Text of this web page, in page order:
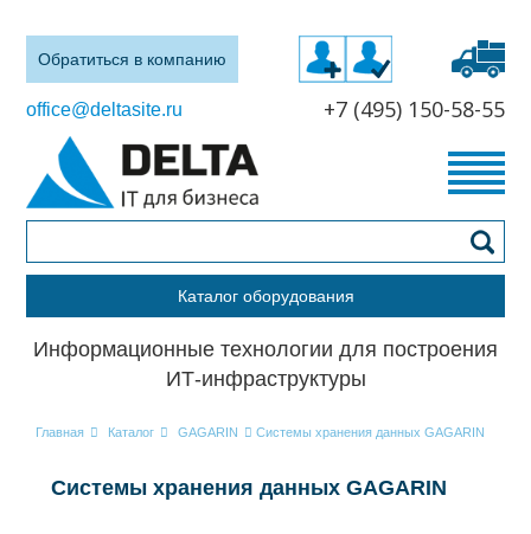
Обратиться в компанию
office@deltasite.ru +7 (495) 150-58-55
Каталог оборудования
Информационные технологии для построения
ИТ-инфраструктуры
Главная Каталог GAGARIN Системы хранения данных GAGARIN
Системы хранения данных GAGARIN